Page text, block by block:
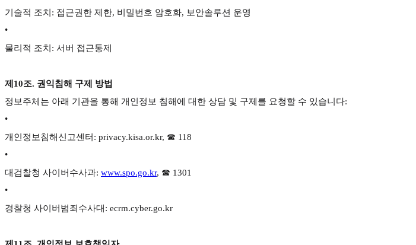
기술적 조치: 접근권한 제한, 비밀번호 암호화, 보안솔루션 운영
•
물리적 조치: 서버 접근통제
제10조. 권익침해 구제 방법
정보주체는 아래 기관을 통해 개인정보 침해에 대한 상담 및 구제를 요청할 수 있습니다:
•
개인정보침해신고센터: privacy.kisa.or.kr, ☎ 118
•
대검찰청 사이버수사과: www.spo.go.kr, ☎ 1301
•
경찰청 사이버범죄수사대: ecrm.cyber.go.kr